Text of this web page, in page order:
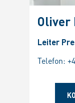
Oliver
Leiter
Telefon: